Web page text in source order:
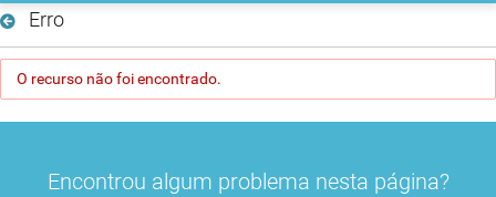
Erro
O recurso não foi encontrado.
Encontrou algum problema nesta página?